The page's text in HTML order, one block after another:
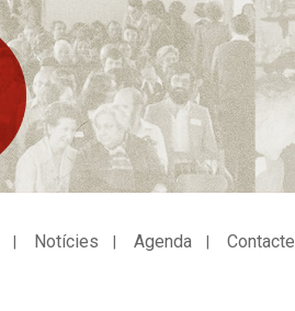
Notícies Agenda Contacte